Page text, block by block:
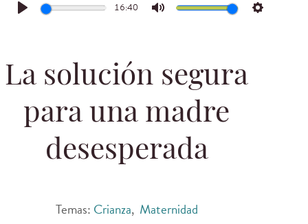
Play
16:40
Mute Settings
La solución segura
para una madre
desesperada
Temas: Crianza, Maternidad